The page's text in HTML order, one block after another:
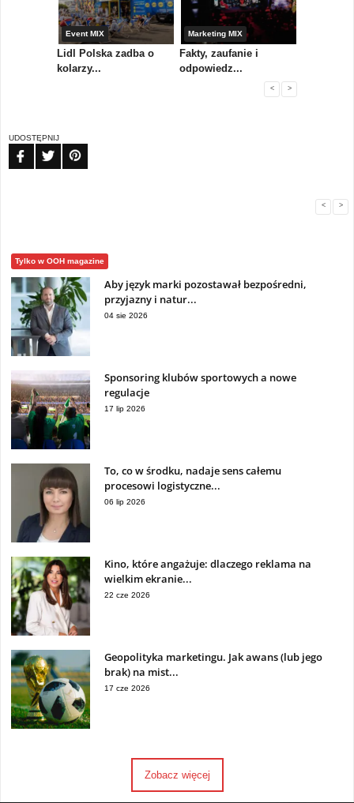
Event MIX
Lidl Polska zadba o
kolarzy...
Marketing MIX
Fakty, zaufanie i
odpowiedz...
< >
UDOSTĘPNIJ
< >
Tylko w OOH magazine
Aby język marki pozostawał bezpośredni,
przyjazny i natur...
04 sie 2026
Sponsoring klubów sportowych a nowe
regulacje
17 lip 2026
To, co w środku, nadaje sens całemu
procesowi logistyczne...
06 lip 2026
Kino, które angażuje: dlaczego reklama na
wielkim ekranie...
22 cze 2026
Geopolityka marketingu. Jak awans (lub jego
brak) na mist...
17 cze 2026
Zobacz więcej